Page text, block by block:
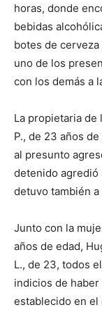
horas, donde
bebidas
botes de
uno de los
con los demás a
La propietaria de
P., de 23 años
al presunto
detenido agredió
detuvo también a
Junto con la
años de edad,
L., de 23, todos
indicios de
establecido en el